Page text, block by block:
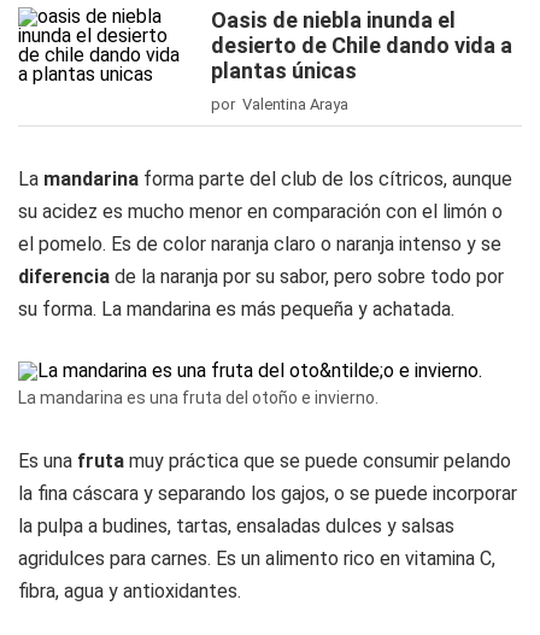
Oasis de niebla inunda el
desierto de Chile dando vida a
plantas únicas
por Valentina Araya
La mandarina forma parte del club de los cítricos, aunque
su acidez es mucho menor en comparación con el limón o
el pomelo. Es de color naranja claro o naranja intenso y se
diferencia de la naranja por su sabor, pero sobre todo por
su forma. La mandarina es más pequeña y achatada.
La mandarina es una fruta del otoño e invierno.
Es una fruta muy práctica que se puede consumir pelando
la fina cáscara y separando los gajos, o se puede incorporar
la pulpa a budines, tartas, ensaladas dulces y salsas
agridulces para carnes. Es un alimento rico en vitamina C,
fibra, agua y antioxidantes.